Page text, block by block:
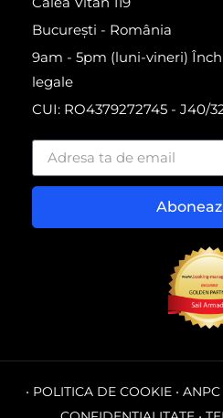
București - România
9am - 5pm (luni-vineri)
legale
CUI: RO4379272745 - J40/
• POLITICA DE COOKIE• ANPC